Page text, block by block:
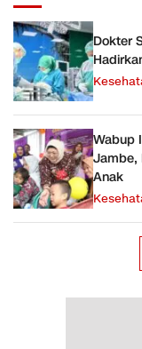
Dokter
Wabup
Jambe,
Anak